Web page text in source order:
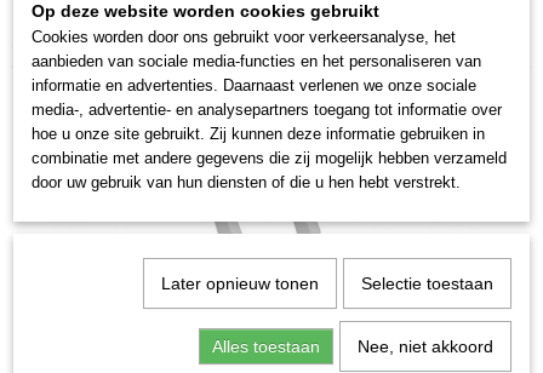
Home >Reiniging> Hogedrukreinigers >Stihl hogedrukreinigers
Stihl RE 90
Op deze website worden cookies gebruikt
Cookies worden door ons gebruikt voor verkeersanalyse, het
aanbieden van sociale media-functies en het personaliseren van
informatie en advertenties. Daarnaast verlenen we onze sociale
media-, advertentie- en analysepartners toegang tot informatie over
hoe u onze site gebruikt. Zij kunnen deze informatie gebruiken in
combinatie met andere gegevens die zij mogelijk hebben verzameld
door uw gebruik van hun diensten of die u hen hebt verstrekt.
Later opnieuw tonen Selectie toestaan
Alles toestaan Nee, niet akkoord